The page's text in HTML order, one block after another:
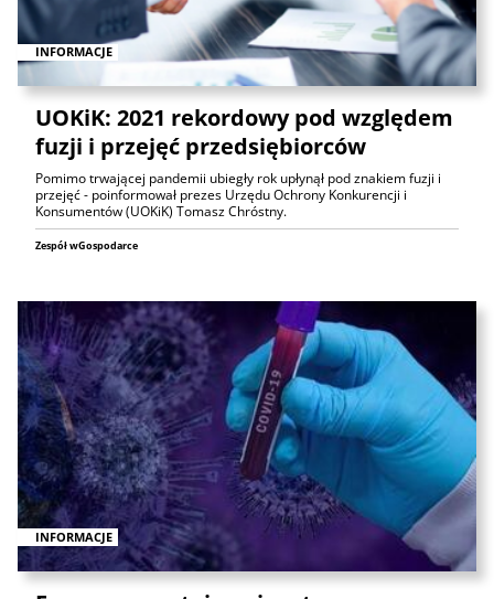
INFORMACJE
UOKiK: 2021 rekordowy pod względem
fuzji i przejęć przedsiębiorców
Pomimo trwającej pandemii ubiegły rok upłynął pod znakiem fuzji i
przejęć - poinformował prezes Urzędu Ochrony Konkurencji i
Konsumentów (UOKiK) Tomasz Chróstny.
Zespół wGospodarce
INFORMACJE